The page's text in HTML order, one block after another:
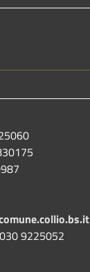
9225052